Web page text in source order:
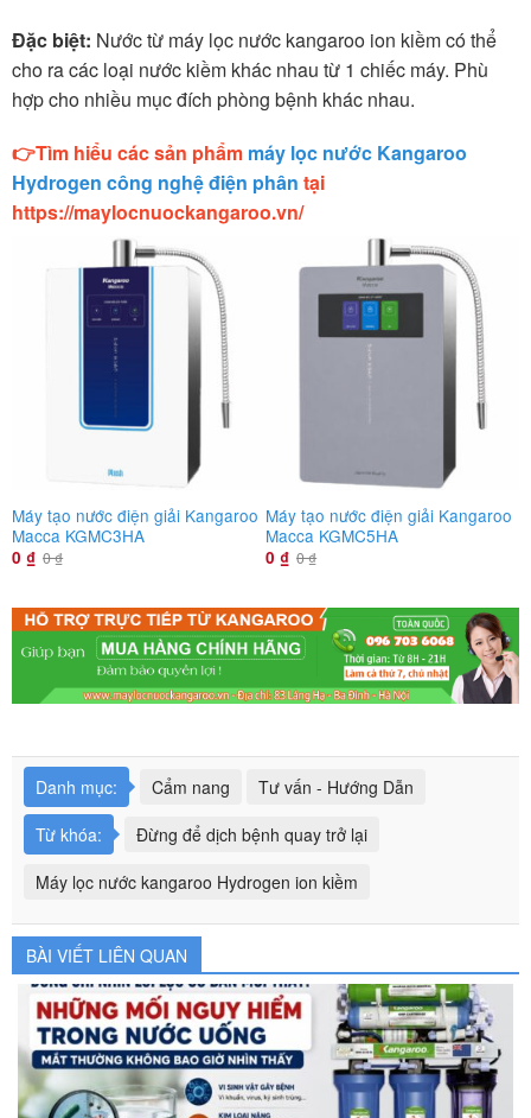
Đặc biệt: Nước từ máy lọc nước kangaroo ion kiềm có thể
cho ra các loại nước kiềm khác nhau từ 1 chiếc máy. Phù
hợp cho nhiều mục đích phòng bệnh khác nhau.
👉Tìm hiểu các sản phẩm máy lọc nước Kangaroo
Hydrogen công nghệ điện phân tại
https://maylocnuockangaroo.vn/
Máy tạo nước điện giải Kangaroo
Macca KGMC3HA
0 ₫ 0₫
Máy tạo nước điện giải Kangaroo
Macca KGMC5HA
0 ₫ 0₫
Danh mục: Cẩm nang
Tư vấn - Hướng Dẫn
Từ khóa:
Đừng để dịch bệnh quay trở lại
Máy lọc nước kangaroo Hydrogen ion kiềm
BÀI VIẾT LIÊN QUAN